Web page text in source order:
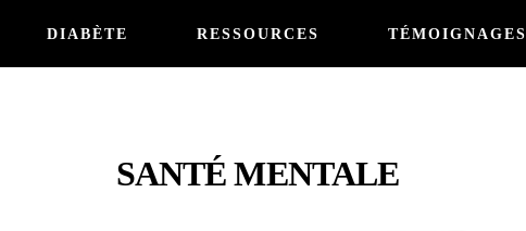
DIABÈTE RESSOURCES TÉMOIGNAGES
SANTÉ MENTALE